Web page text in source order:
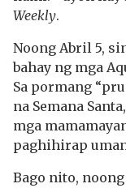
Weekly.
Noong Abril 5,
bahay ng mga
Sa pormang
na Semana
mga
paghihirap
Bago nito,